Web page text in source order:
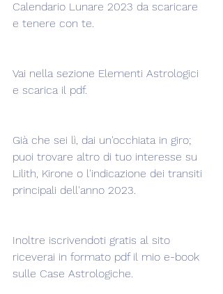
Calendario Lunare 2023 da scaricare
e tenere con te.
Vai nella sezione Elementi Astrologici
e scarica il pdf.
Già che sei lì, dai un'occhiata in giro;
puoi trovare altro di tuo interesse su
Lilith, Kirone o l'indicazione dei transiti
principali dell'anno 2023.
Inoltre iscrivendoti gratis al sito
riceverai in formato pdf il mio e-book
sulle Case Astrologiche.